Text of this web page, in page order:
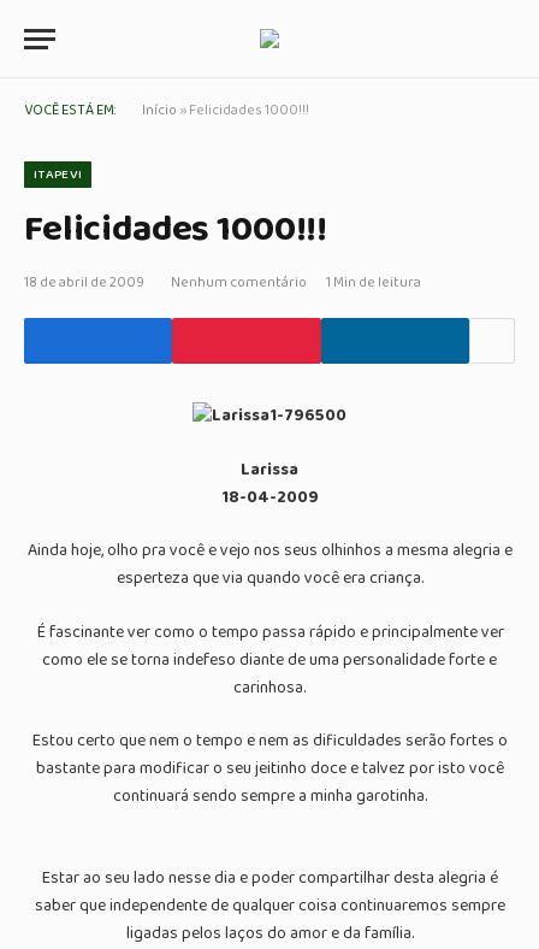
VOCÊ ESTÁ EM: Início »Felicidades 1000!!!
ITAPEVI
Felicidades 1000!!!
18 de abril de 2009 Nenhum comentário 1 Min de leitura
Larissa
18-04-2009
Ainda hoje, olho pra você e vejo nos seus olhinhos a mesma alegria e
esperteza que via quando você era criança.
É fascinante ver como o tempo passa rápido e principalmente ver
como ele se torna indefeso diante de uma personalidade forte e
carinhosa.
Estou certo que nem o tempo e nem as dificuldades serão fortes o
bastante para modificar o seu jeitinho doce e talvez por isto você
continuará sendo sempre a minha garotinha.
Estar ao seu lado nesse dia e poder compartilhar desta alegria é
saber que independente de qualquer coisa continuaremos sempre
ligadas pelos laços do amor e da família.